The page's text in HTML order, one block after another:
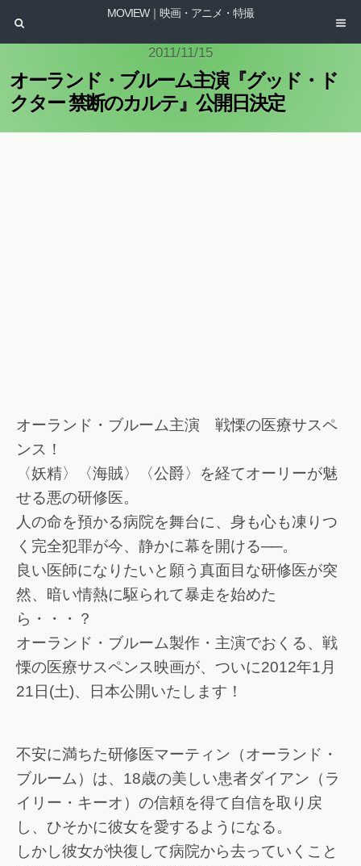
MOVIEW｜映画・アニメ・特撮
2011/11/15
オーランド・ブルーム主演『グッド・ド
クター 禁断のカルテ』公開日決定
オーランド・ブルーム主演 戦慄の医療サスペ
ンス！
〈妖精〉〈海賊〉〈公爵〉を経てオーリーが魅
せる悪の研修医。
人の命を預かる病院を舞台に、身も心も凍りつ
く完全犯罪が今、静かに幕を開ける──。
良い医師になりたいと願う真面目な研修医が突
然、暗い情熱に駆られて暴走を始めた
ら・・・？
オーランド・ブルーム製作・主演でおくる、戦
慄の医療サスペンス映画が、ついに2012年1月
21日(土)、日本公開いたします！
不安に満ちた研修医マーティン（オーランド・
ブルーム）は、18歳の美しい患者ダイアン（ラ
イリー・キーオ）の信頼を得て自信を取り戻
し、ひそかに彼女を愛するようになる。
しかし彼女が快復して病院から去っていくこと